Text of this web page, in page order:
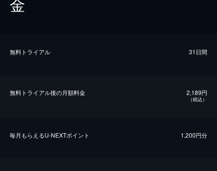
無料トライアル 31日間
無料トライアル後の⽉額料金 2,189円
（税込）
毎⽉もらえるU-NEXTポイント 1,200円分